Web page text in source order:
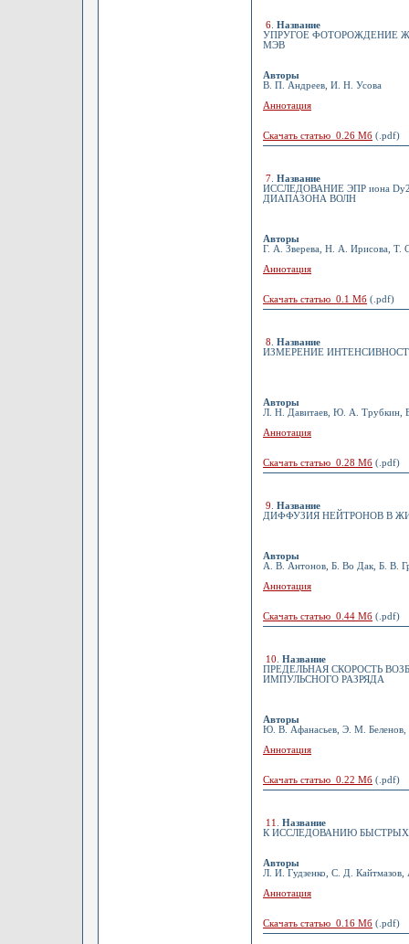
6 Название
УПРУГОЕ ФОТОРОЖДЕНИЕ
МЭВ
Авторы
В. П. Андреев, И. Н. Усова
Аннотация
Скачать статью 0.26 Мб (.pdf)
7 Название
ИССЛЕДОВАНИЕ ЭПР иона
ДИАПАЗОНА ВОЛН
Авторы
Г. А. Зверева, Н. А. Ирисова,
Аннотация
Скачать статью 0.1 Мб (.pdf)
8
Название
ИЗМЕРЕНИЕ
Авторы
Л. Н. Давитаев, Ю. А. Трубкин,
Аннотация
Скачать статью 0.28 Мб (.pdf)
9
Название
ДИФФУЗИЯ НЕЙТРОНОВ В
Авторы
А. В. Антонов, Б. Во Дак, Б. В.
Аннотация
Скачать статью 0.44 Мб (.pdf)
10
Название
ПРЕДЕЛЬНАЯ СКОРОСТЬ
ИМПУЛЬСНОГО РАЗРЯДА
Авторы
Ю. В. Афанасьев, Э. М. Беленов,
Аннотация
Скачать статью 0.22 Мб (.pdf)
11
Название
К ИССЛЕДОВАНИЮ
Авторы
Л. И. Гудзенко, С. Д.
Аннотация
Скачать статью 0.16 Мб (.pdf)